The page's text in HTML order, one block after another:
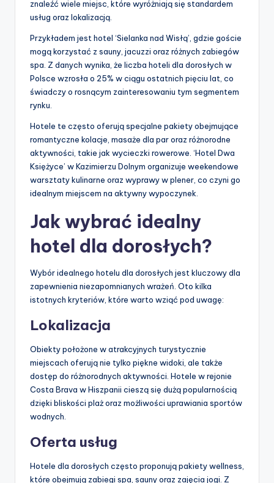
znaleźć wiele miejsc, które wyróżniają się standardem
usług oraz lokalizacją.
Przykładem jest hotel ‘Sielanka nad Wisłą’, gdzie goście
mogą korzystać z sauny, jacuzzi oraz różnych zabiegów
spa. Z danych wynika, że liczba hoteli dla dorosłych w
Polsce wzrosła o 25% w ciągu ostatnich pięciu lat, co
świadczy o rosnącym zainteresowaniu tym segmentem
rynku.
Hotele te często oferują specjalne pakiety obejmujące
romantyczne kolacje, masaże dla par oraz różnorodne
aktywności, takie jak wycieczki rowerowe. ‘Hotel Dwa
Księżyce’ w Kazimierzu Dolnym organizuje weekendowe
warsztaty kulinarne oraz wyprawy w plener, co czyni go
idealnym miejscem na aktywny wypoczynek.
Jak wybrać idealny
hotel dla dorosłych?
Wybór idealnego hotelu dla dorosłych jest kluczowy dla
zapewnienia niezapomnianych wrażeń. Oto kilka
istotnych kryteriów, które warto wziąć pod uwagę:
Lokalizacja
Obiekty położone w atrakcyjnych turystycznie
miejscach oferują nie tylko piękne widoki, ale także
dostęp do różnorodnych aktywności. Hotele w rejonie
Costa Brava w Hiszpanii cieszą się dużą popularnością
dzięki bliskości plaż oraz możliwości uprawiania sportów
wodnych.
Oferta usług
Hotele dla dorosłych często proponują pakiety wellness,
które obejmują zabiegi spa, sauny oraz zajęcia jogi. Z